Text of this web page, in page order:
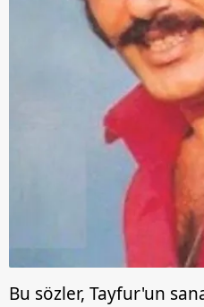
Bu sözler, Tayfur'un